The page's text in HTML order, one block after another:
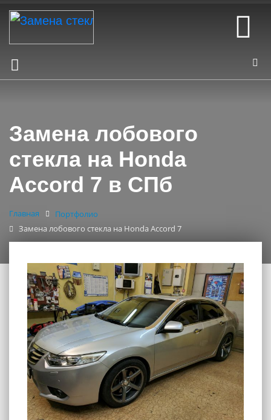
Замена лобового
стекла на Honda
Accord 7 в СПб
Главная
Портфолио
Замена лобового стекла на Honda Accord 7